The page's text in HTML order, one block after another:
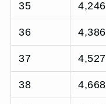
35 4,246
36 4,386
37 4,527
38 4,668